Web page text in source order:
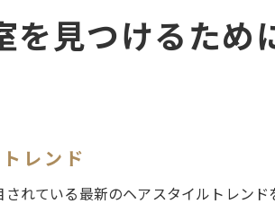
理想のイメージを形
練馬区でスタイル
を見つけるため
レンド
れている最新のヘアスタイルトレン